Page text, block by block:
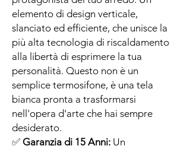
elemento di design verticale,
slanciato ed efficiente, che unisce la
più alta tecnologia di riscaldamento
alla libertà di esprimere la tua
personalità. Questo non è un
semplice termosifone, è una tela
bianca pronta a trasformarsi
nell'opera d'arte che hai sempre
desiderato.
✅ Garanzia di 15 Anni: Un